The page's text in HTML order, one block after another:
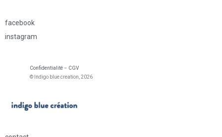
facebook
instagram
Confidentialité – CGV
© Indigo blue creation, 2026